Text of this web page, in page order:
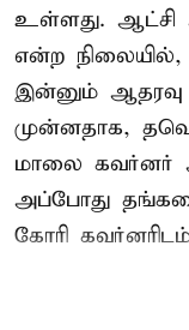
உள்ளது.
என்ற நிலையில்,
இன்னும்
முன்னதாக,
மாலை கவர்னர்
அப்போது
கோரி